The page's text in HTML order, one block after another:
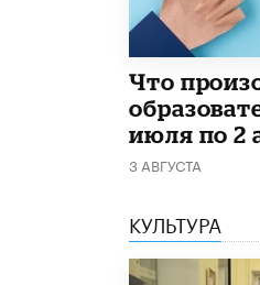
​Что
июля по 2
3 АВГУСТА
КУЛЬТУРА